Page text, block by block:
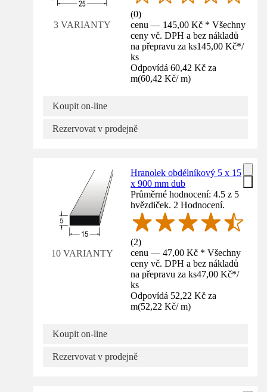
3 VARIANTY
(0)
cenu — 145,00 Kč * Všechny
ceny vč. DPH a bez nákladů
na přepravu za ks145,00 Kč*/
ks
Odpovídá 60,42 Kč za
m(60,42 Kč/ m)
Koupit on-line
Rezervovat v prodejně
10 VARIANTY
Hranolek obdélníkový 5 x 15
x 900 mm dub
Průměrné hodnocení: 4.5 z 5
hvězdiček. 2 Hodnocení.
(2)
cenu — 47,00 Kč * Všechny
ceny vč. DPH a bez nákladů
na přepravu za ks47,00 Kč*/
ks
Odpovídá 52,22 Kč za
m(52,22 Kč/ m)
Koupit on-line
Rezervovat v prodejně